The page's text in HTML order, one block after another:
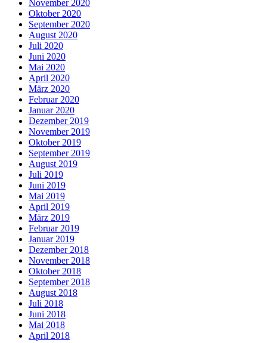
November 2020
Oktober 2020
September 2020
August 2020
Juli 2020
Juni 2020
Mai 2020
April 2020
März 2020
Februar 2020
Januar 2020
Dezember 2019
November 2019
Oktober 2019
September 2019
August 2019
Juli 2019
Juni 2019
Mai 2019
April 2019
März 2019
Februar 2019
Januar 2019
Dezember 2018
November 2018
Oktober 2018
September 2018
August 2018
Juli 2018
Juni 2018
Mai 2018
April 2018